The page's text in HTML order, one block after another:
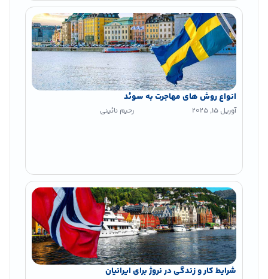
انواع روش های مهاجرت به سوئد
آوریل 15, 2025 رحیم نائینی
شرایط کار و زندگی در نروژ برای ایرانیان